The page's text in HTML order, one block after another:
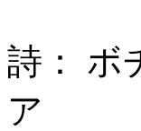
詩： ボ
ア